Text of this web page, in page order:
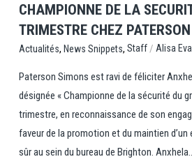
CHAMPIONNE DE LA
TRIMESTRE CHEZ
Actualités, News Snippets, Staff/ Alisa
Paterson Simons est ravi de féliciter
désignée « Championne de la sécurité du
trimestre, en reconnaissance de son
faveur de la promotion et du maintien
sûr au sein du bureau de Brighton. Anxhela...